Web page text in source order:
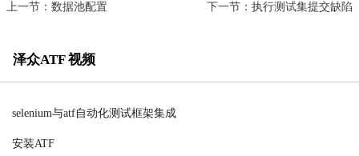
上一节：数据池配置 下一节：执行测试集提交缺陷
泽众ATF 视频
selenium与atf自动化测试框架集成
安装ATF